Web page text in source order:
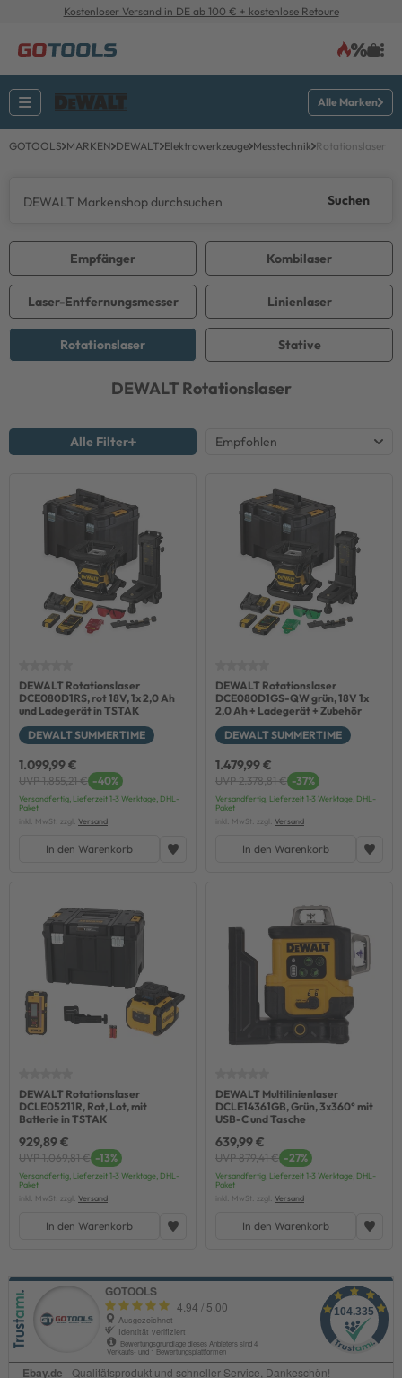
Kostenloser Versand in DE ab 100 € + kostenlose Retoure
Alle Marken
GOTOOLS MARKEN DEWALT Elektrowerkzeuge Messtechnik Rotationslaser
Suchen
Empfänger Kombilaser
Rotationslaser
Linienlaser
Laser-Entfernungsmesser
Stative
DEWALT Rotationslaser
Alle Filter
DEWALT Rotationslaser
DCE080D1RS, rot 18V, 1x 2,0 Ah
und Ladegerät in TSTAK
DEWALT SUMMERTIME
1.099,99 €
UVP 1.855,21 € -40%
Versandfertig, Lieferzeit 1-3 Werktage, DHL-
Paket
inkl. MwSt. zzgl. Versand
In den Warenkorb
DEWALT Rotationslaser
DCE080D1GS-QW grün, 18V 1x
2,0 Ah + Ladegerät + Zubehör
DEWALT SUMMERTIME
1.479,99 €
UVP 2.378,81 € -37%
Versandfertig, Lieferzeit 1-3 Werktage, DHL-
Paket
inkl. MwSt. zzgl. Versand
In den Warenkorb
DEWALT Rotationslaser
DCLE05211R, Rot, Lot, mit
Batterie in TSTAK
929,89 €
UVP 1.069,81 € -13%
Versandfertig, Lieferzeit 1-3 Werktage, DHL-
Paket
inkl. MwSt. zzgl. Versand
In den Warenkorb
DEWALT Multilinienlaser
DCLE14361GB, Grün, 3x360° mit
USB-C und Tasche
639,99 €
UVP 879,41 € -27%
Versandfertig, Lieferzeit 1-3 Werktage, DHL-
Paket
inkl. MwSt. zzgl. Versand
In den Warenkorb